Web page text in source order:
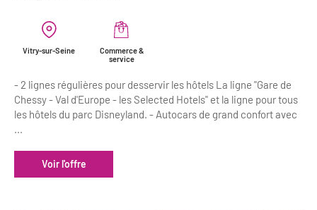
Vitry-sur-Seine
Commerce &
service
- 2 lignes régulières pour desservir les hôtels La ligne "Gare de
Chessy - Val d'Europe - les Selected Hotels" et la ligne pour tous
les hôtels du parc Disneyland. - Autocars de grand confort avec
...
Voir l'offre